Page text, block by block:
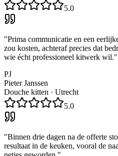
5.0
"Prima communicatie en een
zou kosten, achteraf precies dat
wie écht professioneel kitwerk wil."
PJ
Pieter Janssen
Douche kitten · Utrecht
5.0
"Binnen drie dagen na de offerte
resultaat in de keuken, vooral de